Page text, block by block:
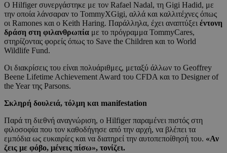
Ο Hilfiger συνεργάστηκε με τον Rafael Nadal, τη Gigi Hadid, με
την οποία λάνσαραν το TommyXGigi, αλλά και καλλιτέχνες όπως
οι Ramones και ο Keith Haring. Παράλληλα, έχει αναπτύξει έντονη
δράση στη φιλανθρωπία με το πρόγραμμα TommyCares,
στηρίζοντας φορείς όπως το Save the Children και το World
Wildlife Fund.
Οι διακρίσεις του είναι πολυάριθμες, μεταξύ άλλων το Geoffrey
Beene Lifetime Achievement Award του CFDA και το Designer of
the Year της Parsons.
Σκληρή δουλειά, τόλμη και manifestation
Παρά τη διεθνή αναγνώριση, ο Hilfiger παραμένει πιστός στη
φιλοσοφία που τον καθοδήγησε από την αρχή, να βλέπει τα
εμπόδια ως ευκαιρίες και να διατηρεί την αυτοπεποίθησή του. «Αν
ζεις με φόβο, μένεις πίσω», τονίζει.